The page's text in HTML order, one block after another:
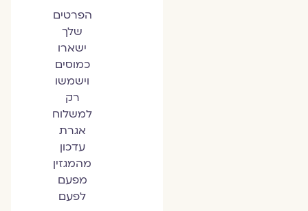
הפרטים
שלך
ישארו
כמוסים
וישמשו
רק
למשלוח
אגרת
עדכון
מהמגזין
מפעם
לפעם